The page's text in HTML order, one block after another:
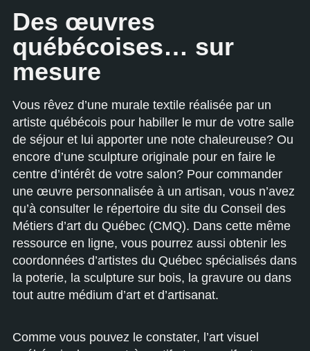
Des œuvres
québécoises… sur
mesure
Vous rêvez d’une murale textile réalisée par un
artiste québécois pour habiller le mur de votre salle
de séjour et lui apporter une note chaleureuse? Ou
encore d’une sculpture originale pour en faire le
centre d’intérêt de votre salon? Pour commander
une œuvre personnalisée à un artisan, vous n’avez
qu’à consulter le répertoire du site du Conseil des
Métiers d’art du Québec (CMQ). Dans cette même
ressource en ligne, vous pourrez aussi obtenir les
coordonnées d’artistes du Québec spécialisés dans
la poterie, la sculpture sur bois, la gravure ou dans
tout autre médium d’art et d’artisanat.
Comme vous pouvez le constater, l’art visuel